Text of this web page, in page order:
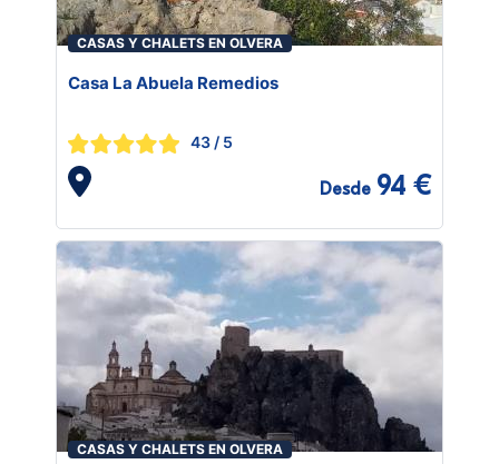
CASAS Y CHALETS EN OLVERA
Casa La Abuela Remedios
43 / 5
Desde 94 €
CASAS Y CHALETS EN OLVERA